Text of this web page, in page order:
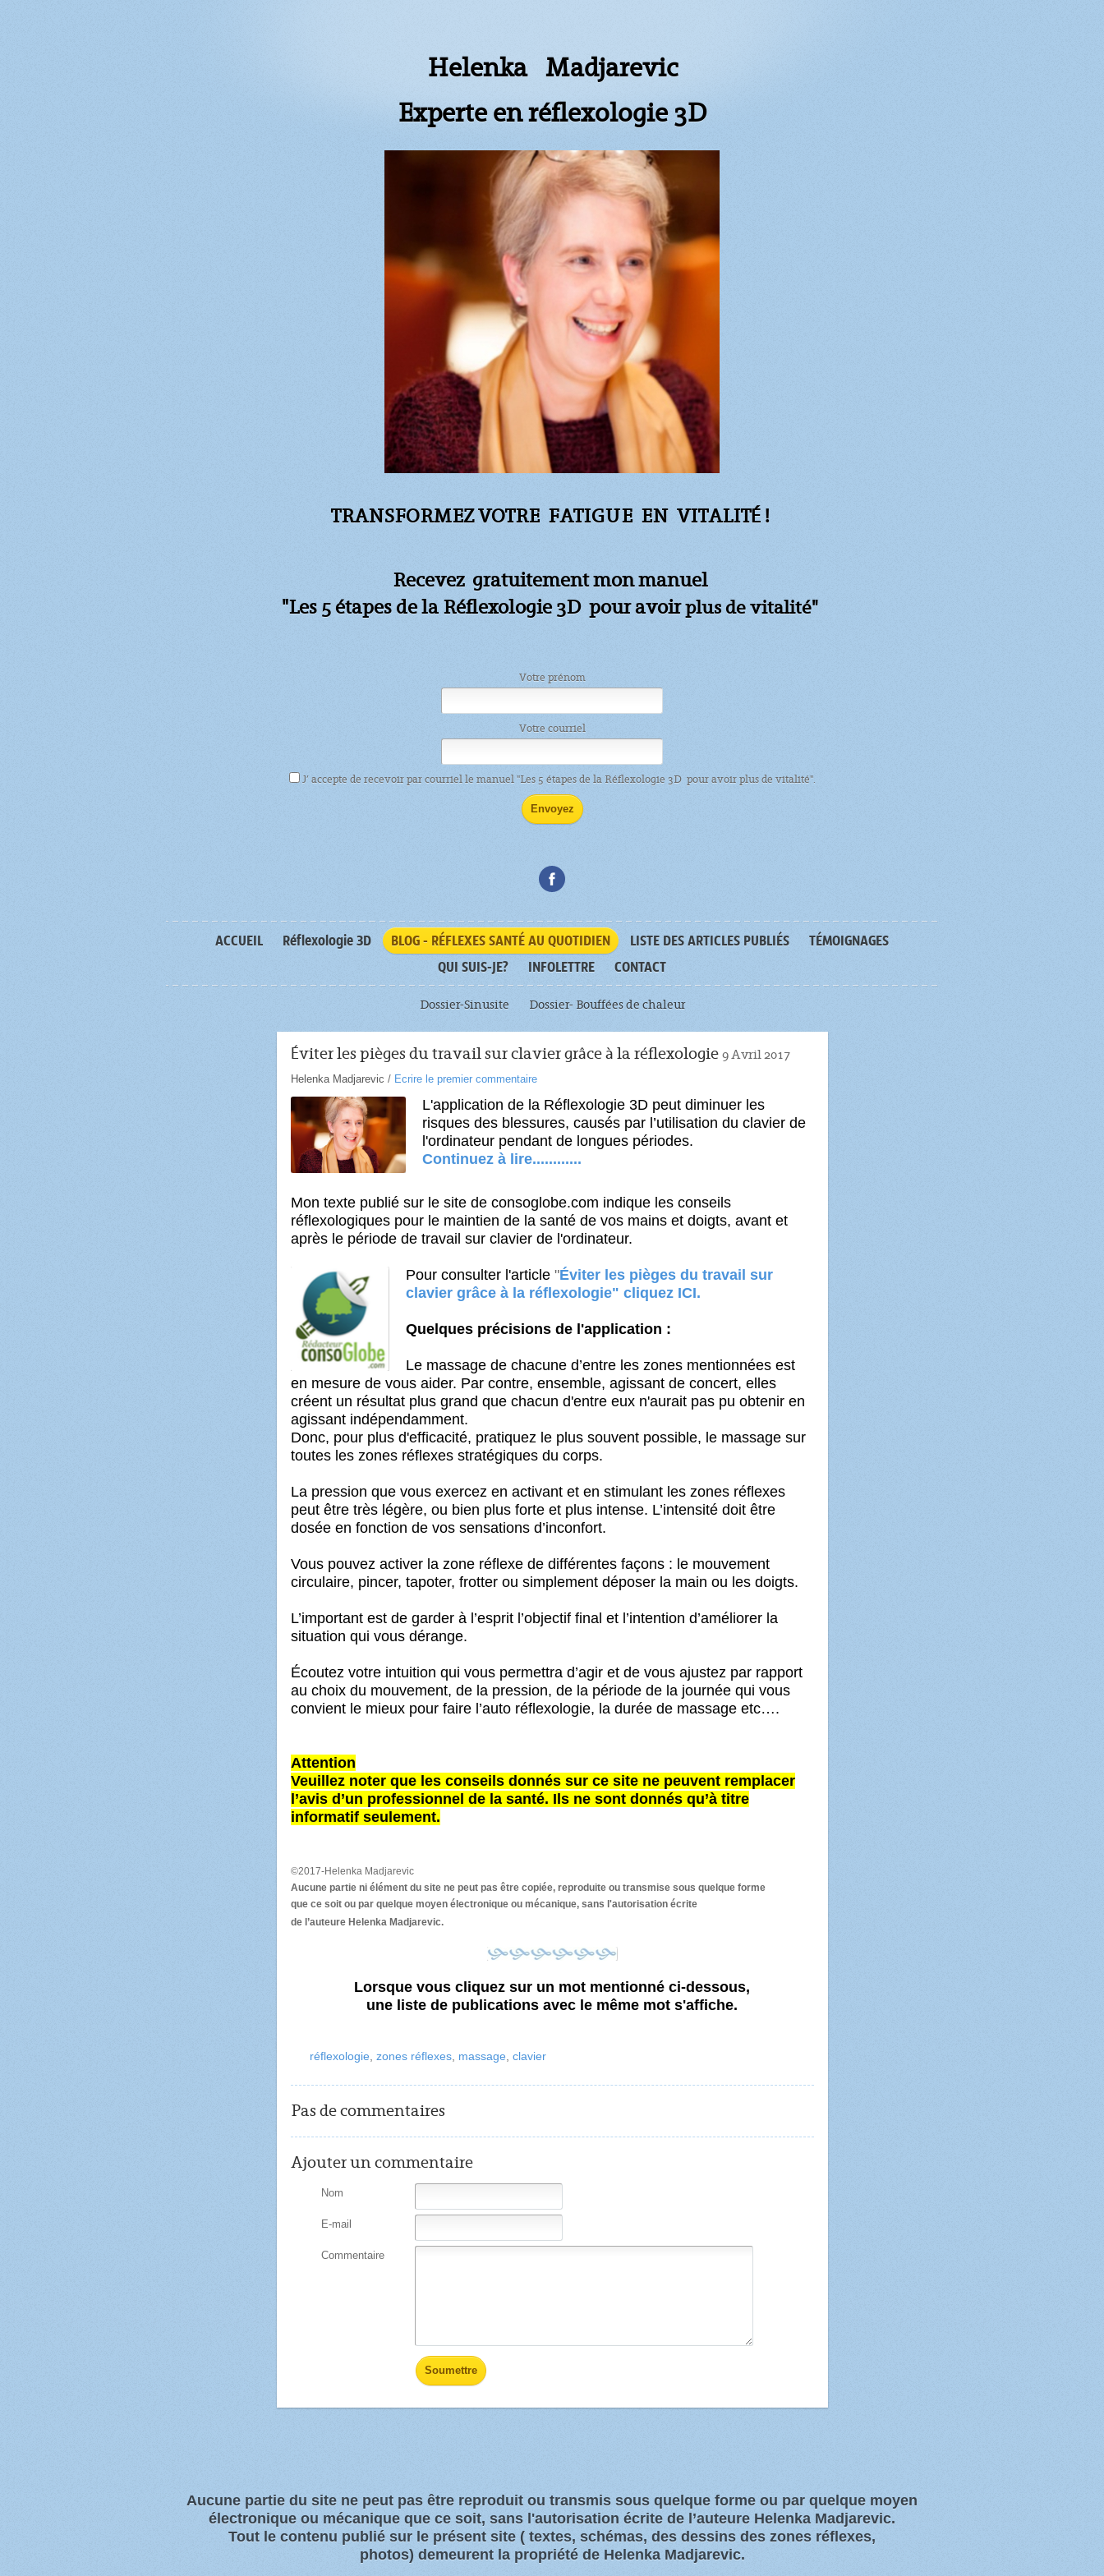
Helenka Madjarevic
Experte en réflexologie 3D
TRANSFORMEZ VOTRE FATIGUE EN VITALITÉ !
Recevez gratuitement mon manuel
"Les 5 étapes de la Réflexologie 3D pour avoirplus de vitalité"
Votre prénom
Votre courriel
J’ accepte de recevoir par courriel le manuel "Les 5 étapes de la Réflexologie 3D pour avoir plus de vitalité".
ACCUEIL Réflexologie 3D BLOG - RÉFLEXES SANTÉ AU QUOTIDIEN LISTE DES ARTICLES PUBLIÉS
TÉMOIGNAGES
QUI SUIS-JE?
INFOLETTRE CONTACT
Dossier-Sinusite Dossier- Bouffées de chaleur
Éviter les pièges du travail sur clavier grâce à la réflexologie 9 Avril 2017
Helenka Madjarevic / Ecrire le premier commentaire
L'application de la Réflexologie 3D peut diminuer les
risques des blessures, causés par l’utilisation du clavier de
l'ordinateur pendant de longues périodes.
Continuez à lire............
Mon texte publié sur le site de consoglobe.com indique les conseils
réflexologiques pour le maintien de la santé de vos mains et doigts, avant et
après le période de travail sur clavier de l'ordinateur.
Pour consulter l'article "Éviter les pièges du travail sur
clavier grâce à la réflexologie" cliquez ICI.
Quelques précisions de l'application :
Le massage de chacune d’entre les zones mentionnées est
en mesure de vous aider. Par contre, ensemble, agissant de concert, elles
créent un résultat plus grand que chacun d'entre eux n'aurait pas pu obtenir en
agissant indépendamment.
Donc, pour plus d'efficacité, pratiquez le plus souvent possible, le massage sur
toutes les zones réflexes stratégiques du corps.
La pression que vous exercez en activant et en stimulant les zones réflexes
peut être très légère, ou bien plus forte et plus intense. L’intensité doit être
dosée en fonction de vos sensations d’inconfort.
Vous pouvez activer la zone réflexe de différentes façons : le mouvement
circulaire, pincer, tapoter, frotter ou simplement déposer la main ou les doigts.
L’important est de garder à l’esprit l’objectif final et l’intention d’améliorer la
situation qui vous dérange.
Écoutez votre intuition qui vous permettra d’agir et de vous ajustez par rapport
au choix du mouvement, de la pression, de la période de la journée qui vous
convient le mieux pour faire l’auto réflexologie, la durée de massage etc….
Attention
Veuillez noter que les conseils donnés sur ce site ne peuvent remplacer
l’avis d’un professionnel de la santé. Ils ne sont donnés qu’à titre
informatif seulement.
©2017-Helenka Madjarevic
Aucune partie ni élément du site ne peut pas être copiée, reproduite ou transmise sous quelque forme
que ce soit ou par quelque moyen électronique ou mécanique, sans l'autorisation écrite
de l’auteure Helenka Madjarevic.
Lorsque vous cliquez sur un mot mentionné ci-dessous,
une liste de publications avec le même mot s'affiche.
réflexologie zones réflexes, massage clavier
Pas de commentaires
Ajouter un commentaire
Nom
E-mail
Commentaire
Aucune partie du site ne peut pas être reproduit ou transmis sous quelque forme ou par quelque moyen
électronique ou mécanique que ce soit, sans l'autorisation écrite de l’auteure Helenka Madjarevic.
Tout le contenu publié sur le présent site ( textes, schémas, des dessins des zones réflexes,
photos) demeurent la propriété de Helenka Madjarevic.